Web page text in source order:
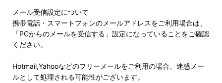
メール受信設定について
携帯電話・スマートフォンのメールアドレスをご利用場合は、
「PCからのメールを受信する」設定になっていることをご確認
ください。
Hotmail,Yahooなどのフリーメールをご利用の場合、迷惑メー
ルとして処理される可能性がございます。